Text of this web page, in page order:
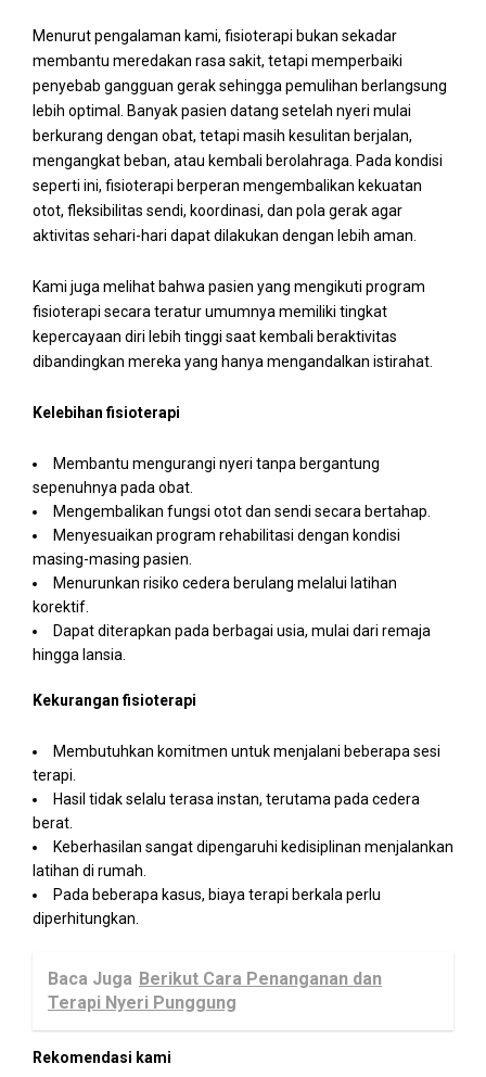
Menurut pengalaman kami, fisioterapi bukan sekadar
membantu meredakan rasa sakit, tetapi memperbaiki
penyebab gangguan gerak sehingga pemulihan berlangsung
lebih optimal. Banyak pasien datang setelah nyeri mulai
berkurang dengan obat, tetapi masih kesulitan berjalan,
mengangkat beban, atau kembali berolahraga. Pada kondisi
seperti ini, fisioterapi berperan mengembalikan kekuatan
otot, fleksibilitas sendi, koordinasi, dan pola gerak agar
aktivitas sehari-hari dapat dilakukan dengan lebih aman.
Kami juga melihat bahwa pasien yang mengikuti program
fisioterapi secara teratur umumnya memiliki tingkat
kepercayaan diri lebih tinggi saat kembali beraktivitas
dibandingkan mereka yang hanya mengandalkan istirahat.
Kelebihan fisioterapi
Membantu mengurangi nyeri tanpa bergantung
sepenuhnya pada obat.
Mengembalikan fungsi otot dan sendi secara bertahap.
Menyesuaikan program rehabilitasi dengan kondisi
masing-masing pasien.
Menurunkan risiko cedera berulang melalui latihan
korektif.
Dapat diterapkan pada berbagai usia, mulai dari remaja
hingga lansia.
Kekurangan fisioterapi
Membutuhkan komitmen untuk menjalani beberapa sesi
terapi.
Hasil tidak selalu terasa instan, terutama pada cedera
berat.
Keberhasilan sangat dipengaruhi kedisiplinan menjalankan
latihan di rumah.
Pada beberapa kasus, biaya terapi berkala perlu
diperhitungkan.
Baca Juga Berikut Cara Penanganan dan
Terapi Nyeri Punggung
Rekomendasi kami